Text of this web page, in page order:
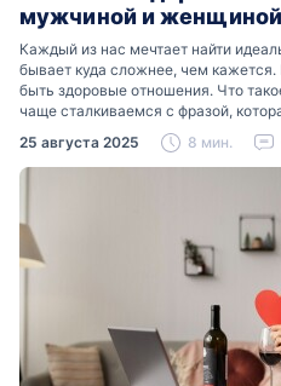
мужчиной и женщиной
Каждый из нас мечтает найти
бывает куда сложнее, чем
быть здоровые отношения. Что
чаще сталкиваемся с фразой,
отношения». Что именно
25 августа 2025 8 мин.